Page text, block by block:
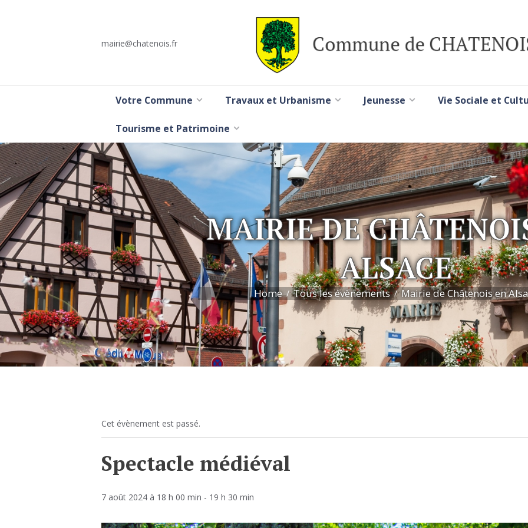
mairie@chatenois.fr
Votre Commune Travaux et Urbanisme Jeunesse Vie Sociale et
Tourisme et Patrimoine
MAIRIE DE
ALSACE
Home Tous les évènements Mairie de Châtenois en
Cet évènement est passé.
Spectacle médiéval
7 août 2024 à 18 h 00 min - 19 h 30 min